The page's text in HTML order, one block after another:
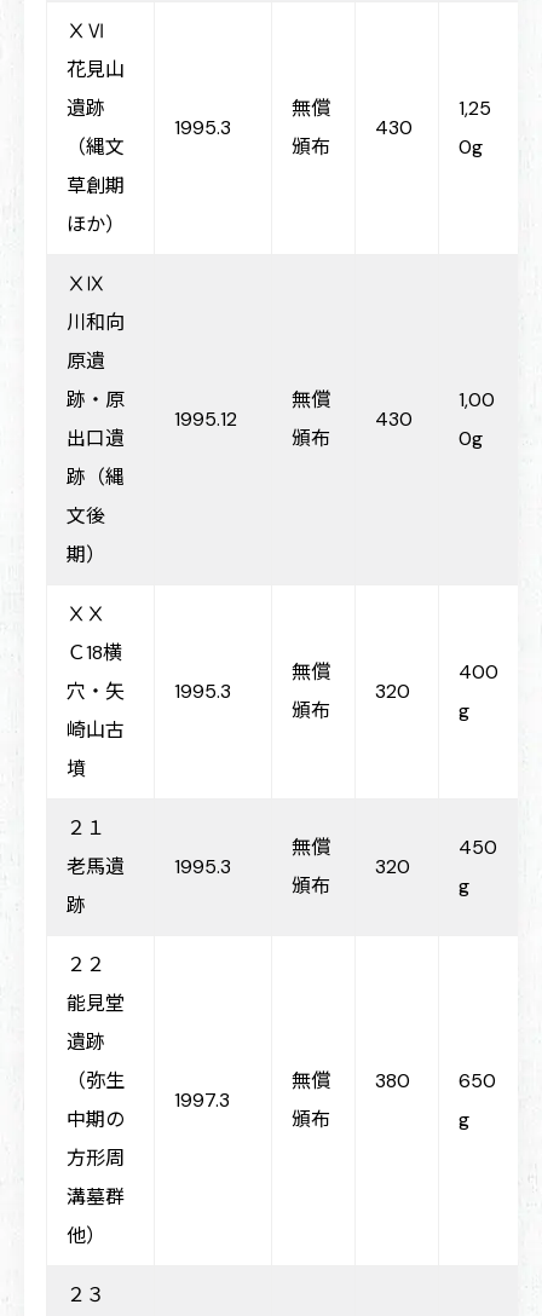
ⅩⅥ
花見山
遺跡
（縄文
草創期
ほか）
1995.3
無償
頒布
430
1,25
0g
ⅩⅨ
川和向
原遺
跡・原
出口遺
跡（縄
文後
期）
1995.12
無償
頒布
430
1,00
0g
ⅩⅩ
Ｃ18横
穴・矢
崎山古
墳
1995.3
無償
頒布
320
400
g
２１
老馬遺
跡
1995.3
無償
頒布
320
450
g
２２
能見堂
遺跡
（弥生
中期の
方形周
溝墓群
他）
1997.3
無償
頒布
380
650
g
２３